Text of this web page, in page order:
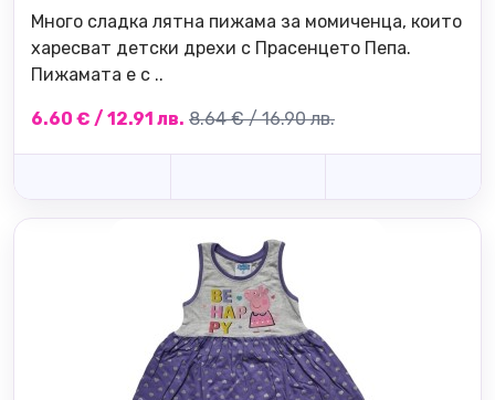
Много сладка лятна пижама за момиченца, които
харесват детски дрехи с Прасенцето Пепа.
Пижамата е с ..
6.60 € / 12.91 лв. 8.64 € / 16.90 лв.